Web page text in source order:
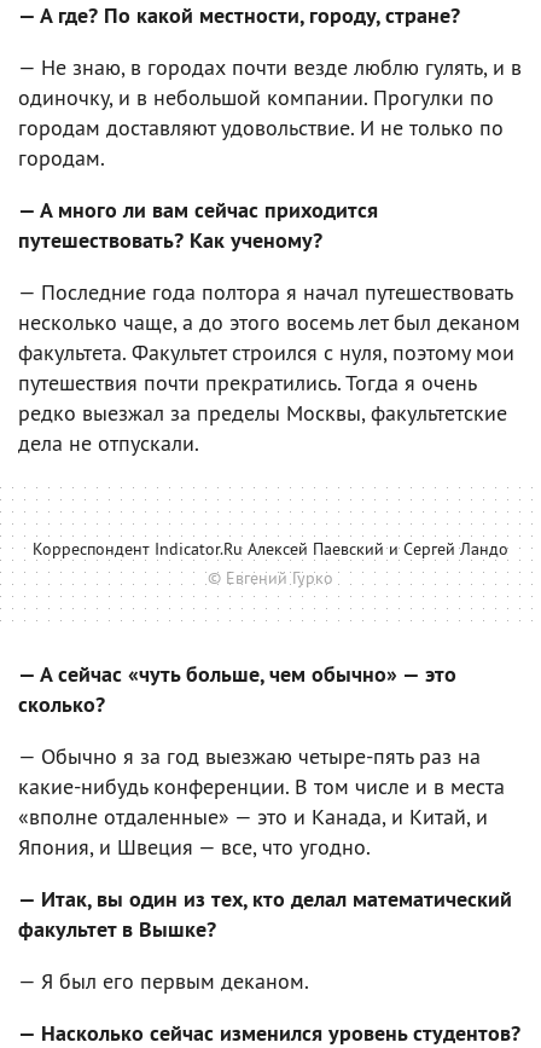
— А где? По какой местности, городу, стране?
— Не знаю, в городах почти везде люблю гулять, и в
одиночку, и в небольшой компании. Прогулки по
городам доставляют удовольствие. И не только по
городам.
— А много ли вам сейчас приходится
путешествовать? Как ученому?
— Последние года полтора я начал путешествовать
несколько чаще, а до этого восемь лет был деканом
факультета. Факультет строился с нуля, поэтому мои
путешествия почти прекратились. Тогда я очень
редко выезжал за пределы Москвы, факультетские
дела не отпускали.
Корреспондент Indicator.Ru Алексей Паевский и Сергей Ландо
© Евгений Гурко
— А сейчас «чуть больше, чем обычно» — это
сколько?
— Обычно я за год выезжаю четыре-пять раз на
какие-нибудь конференции. В том числе и в места
«вполне отдаленные» — это и Канада, и Китай, и
Япония, и Швеция — все, что угодно.
— Итак, вы один из тех, кто делал математический
факультет в Вышке?
— Я был его первым деканом.
— Насколько сейчас изменился уровень студентов?